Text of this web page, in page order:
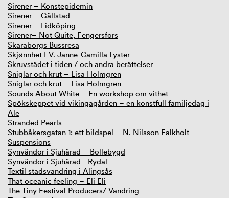
Sirener – Konstepidemin
Sirener – Gällstad
Sirener – Lidköping
Sirener– Not Quite, Fengersfors
Skaraborgs Bussresa
Skjønnhet I-V. Janne-Camilla Lyster
Skruvstädet i tiden / och andra berättelser
Sniglar och krut – Lisa Holmgren
Sniglar och krut – Lisa Holmgren
Sounds About White – En workshop om vithet
Spökskeppet vid vikingagården – en konstfull familjedag i
Ale
Stranded Pearls
Stubbåkersgatan 1: ett bildspel – N. Nilsson Falkholt
Suspensions
Synvändor i Sjuhärad – Bollebygd
Synvändor i Sjuhärad - Rydal
Textil stadsvandring i Alingsås
That oceanic feeling – Eli Eli
The Tiny Festival Producers/ Vandring